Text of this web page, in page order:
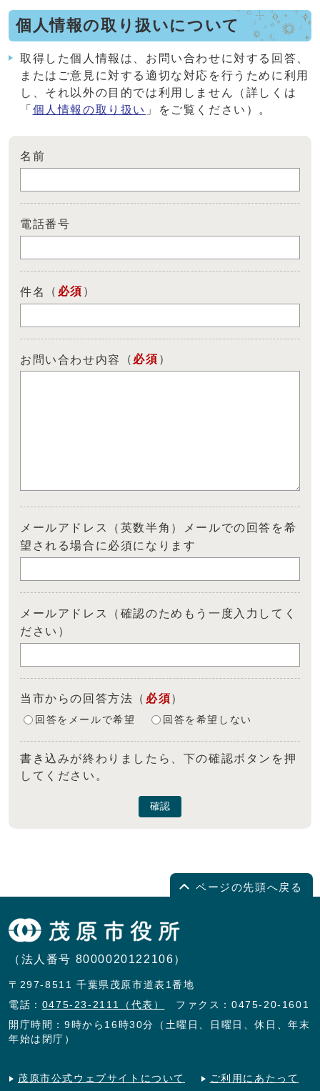
個人情報の取り扱いについて
取得した個人情報は、お問い合わせに対する回答、
またはご意見に対する適切な対応を行うために利用
し、それ以外の目的では利用しません（詳しくは
「 個人情報の取り扱い 」をご覧ください）。
名前
電話番号
件名 （ 必須 ）
お問い合わせ内容 （ 必須 ）
メールアドレス（英数半角）メールでの回答を希
望される場合に必須になります
メールアドレス（確認のためもう一度入力してく
ださい）
当市からの回答方法 （ 必須）
回答をメールで希望 回答を希望しない
書き込みが終わりましたら、下の確認ボタンを押
してください。
確認
ページの先頭へ戻る
（法人番号 8000020122106）
〒297-8511 千葉県茂原市道表1番地
電話： 0475-23-2111（代表）
ファクス：0475-20-1601
開庁時間：9時から16時30分（土曜日、日曜日、休日、年末
年始は閉庁）
茂原市公式ウェブサイトについて ご利用にあたって